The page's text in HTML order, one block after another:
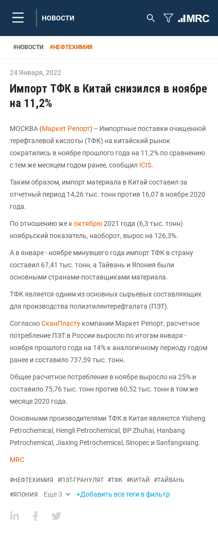
НОВОСТИ
#НОВОСТИ #НЕФТЕХИМИЯ
24 Января, 2022
Импорт ТФК в Китай снизился в ноябре
на 11,2%
МОСКВА (Маркет Репорт) -- Импортные поставки очищенной
терефталевой кислоты (ТФК) на китайский рынок
сократились в ноябре прошлого года на 11,2% по сравнению
с тем же месяцем годом ранее, сообщил ICIS.
Таким образом, импорт материала в Китай составил за
отчетный период 14,26 тыс. тонн против 16,07 в ноябре 2020
года.
По отношению же к октябрю2021 года (6,3 тыс. тонн)
ноябрьский показатель, наоборот, вырос на 126,3%.
А в январе - ноябре минувшего года импорт ТФК в страну
составил 67,41 тыс. тонн, а Тайвань и Япония были
основными странами-поставщиками материала.
ТФК является одним из основных сырьевых составляющих
для производства полиэтилентерефталата (ПЭТ).
СогласноСканПласту компании Маркет Репорт, расчетное
потребление ПЭТ в России выросло по итогам января -
ноября прошлого года на 14% к аналогичному периоду годом
ранее и составило 737,59 тыс. тонн.
Общее расчетное потребление в ноябре выросло на 25% и
составило 75,76 тыс. тонн против 60,52 тыс. тонн в том же
месяце 2020 года.
Основными производителями ТФК в Китае являются Yisheng
Petrochemical, Hengli Petrochemical, BP Zhuhai, Hanbang
Petrochemical, Jiaxing Petrochemical, Sinopec и Sanfangxiang.
MRC
#НЕФТЕХИМИЯ #ПЭТ-ГРАНУЛЯТ #ТФК #КИТАЙ #ТАЙВАНЬ
#ЯПОНИЯ Еще3 +Добавить все теги в фильтр